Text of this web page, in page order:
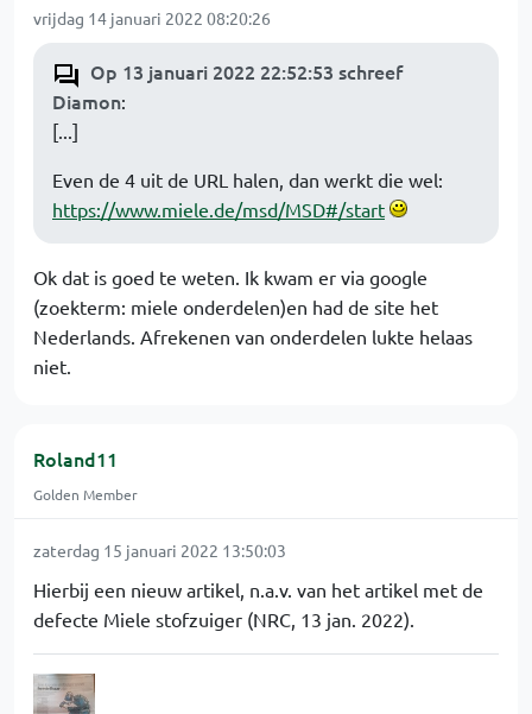
vrijdag 14 januari 2022 08:20:26
Op 13 januari 2022 22:52:53 schreef
Diamon:
[...]
Even de 4 uit de URL halen, dan werkt die wel:
https://www.miele.de/msd/MSD#/start
Ok dat is goed te weten. Ik kwam er via google
(zoekterm: miele onderdelen)en had de site het
Nederlands. Afrekenen van onderdelen lukte helaas
niet.
Roland11
Golden Member
zaterdag 15 januari 2022 13:50:03
Hierbij een nieuw artikel, n.a.v. van het artikel met de
defecte Miele stofzuiger (NRC, 13 jan. 2022).